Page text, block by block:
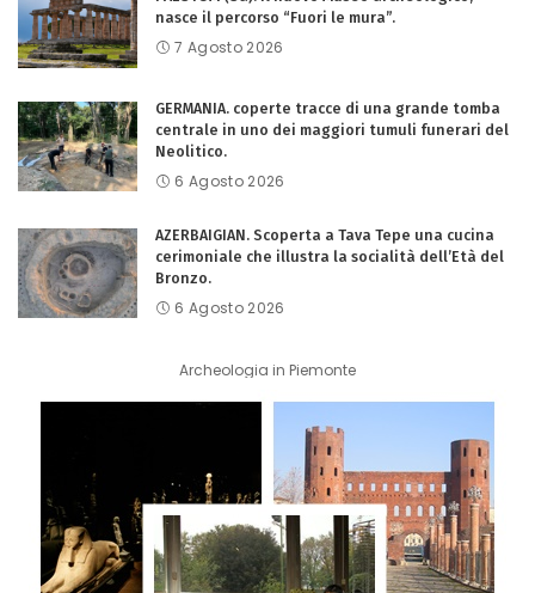
nasce il percorso “Fuori le mura”.
7 Agosto 2026
GERMANIA. coperte tracce di una grande tomba
centrale in uno dei maggiori tumuli funerari del
Neolitico.
6 Agosto 2026
AZERBAIGIAN. Scoperta a Tava Tepe una cucina
cerimoniale che illustra la socialità dell’Età del
Bronzo.
6 Agosto 2026
Archeologia in Piemonte